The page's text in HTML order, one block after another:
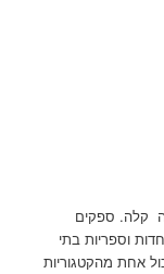
קלה. ספקים
וספריות בתי
אחת מהקטגוריות